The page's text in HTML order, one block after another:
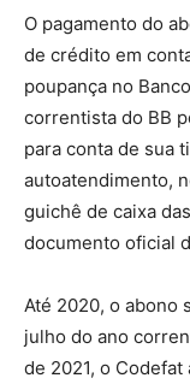
O pagamento do
de crédito em
poupança no
correntista do BB
para conta de sua
autoatendimento,
guichê de caixa
documento oficial
Até 2020, o abono
julho do ano
de 2021, o